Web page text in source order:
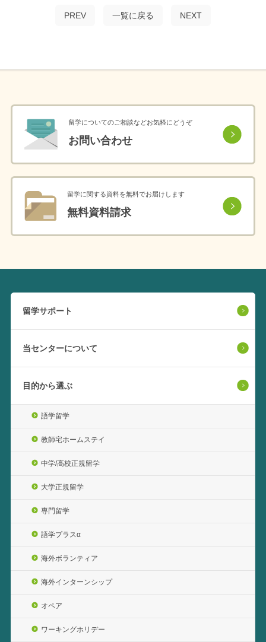
PREV 一覧に戻る NEXT
留学についてのご相談などお気軽にどうぞ
お問い合わせ
留学に関する資料を無料でお届けします
無料資料請求
留学サポート
当センターについて
目的から選ぶ
語学留学
教師宅ホームステイ
中学/高校正規留学
大学正規留学
専門留学
語学プラスα
海外ボランティア
海外インターンシップ
オペア
ワーキングホリデー